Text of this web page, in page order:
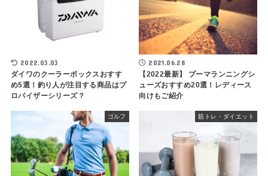
2022.03.03
ダイワのクーラーボックスおすす
め5選！釣り人が注目する商品はプ
ロバイザーシリーズ？
2021.06.28
【2022最新】 プーマランニングシ
ューズおすすめ20選！レディース
向けもご紹介
ゴルフ 筋トレ・ダイエット